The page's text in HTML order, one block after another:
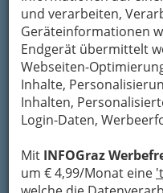
und verarbeiten,
Geräteinformationen
Endgerät übermittelt
Webseiten-
Inhalte,
Inhalten,
Login-Daten,
Mit INFOGraz
um € 4,99/Monat eine
neue Berufe
MentaltrainerIn